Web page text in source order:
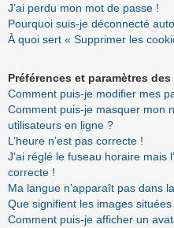
J’ai perdu mon mot de passe !
Pourquoi suis-je déconnecté
À quoi sert « Supprimer les
Préférences et paramètres
Comment puis-je modifier mes
Comment puis-je masquer mon
utilisateurs en ligne ?
L’heure n’est pas correcte !
J’ai réglé le fuseau horaire mais
correcte !
Ma langue n’apparaît pas dans
Que signifient les images
Comment puis-je afficher un